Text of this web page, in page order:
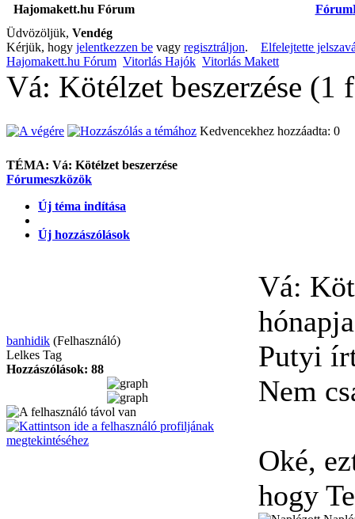
Hajomakett.hu Fórum Fórum
Üdvözöljük, Vendég
Kérjük, hogy jelentkezzen be vagy regisztráljon. Elfelejtette
Hajomakett.hu Fórum Vitorlás Hajók Vitorlás Makett
Vá: Kötélzet beszerzése (1
Kedvencekhez hozzáadta: 0
TÉMA: Vá: Kötélzet beszerzése
Fórumeszközök
Új téma indítása
Új hozzászólások
banhidik (Felhasználó)
Lelkes Tag
Hozzászólások: 88
Vá:
hónapja
Putyi
Nem
Oké,
hogy